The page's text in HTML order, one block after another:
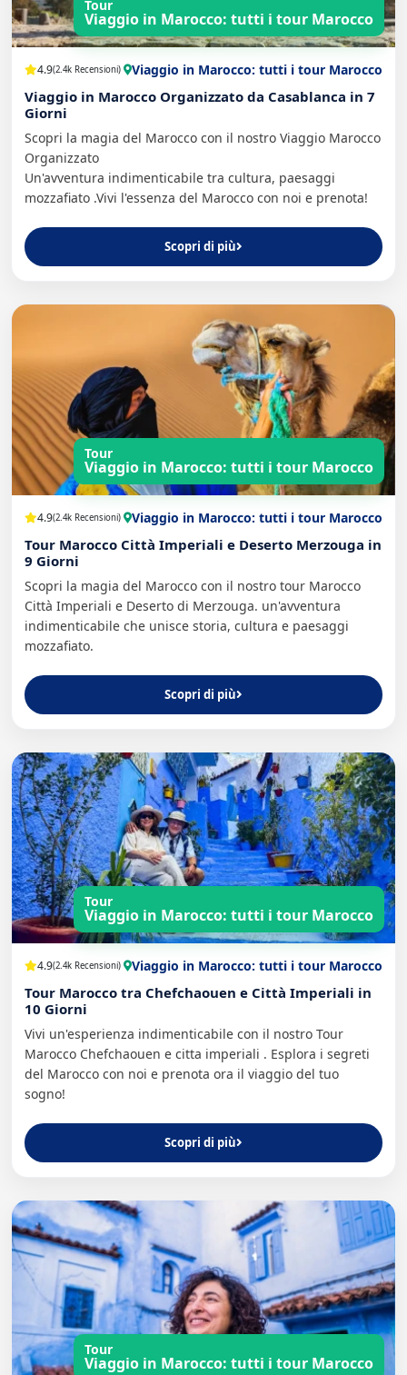
Tour
Viaggio in Marocco: tutti i tour Marocco
4.9(2.4k Recensioni) Viaggio in Marocco: tutti i tour Marocco
Viaggio in Marocco Organizzato da Casablanca in 7
Giorni
Scopri la magia del Marocco con il nostro Viaggio Marocco
Organizzato
Un'avventura indimenticabile tra cultura, paesaggi
mozzafiato .Vivi l'essenza del Marocco con noi e prenota!
Scopri di più
Tour
Viaggio in Marocco: tutti i tour Marocco
4.9(2.4k Recensioni) Viaggio in Marocco: tutti i tour Marocco
Tour Marocco Città Imperiali e Deserto Merzouga in
9 Giorni
Scopri la magia del Marocco con il nostro tour Marocco
Città Imperiali e Deserto di Merzouga. un'avventura
indimenticabile che unisce storia, cultura e paesaggi
mozzafiato.
Scopri di più
Tour
Viaggio in Marocco: tutti i tour Marocco
4.9(2.4k Recensioni) Viaggio in Marocco: tutti i tour Marocco
Tour Marocco tra Chefchaouen e Città Imperiali in
10 Giorni
Vivi un'esperienza indimenticabile con il nostro Tour
Marocco Chefchaouen e citta imperiali . Esplora i segreti
del Marocco con noi e prenota ora il viaggio del tuo
sogno!
Scopri di più
Tour
Viaggio in Marocco: tutti i tour Marocco